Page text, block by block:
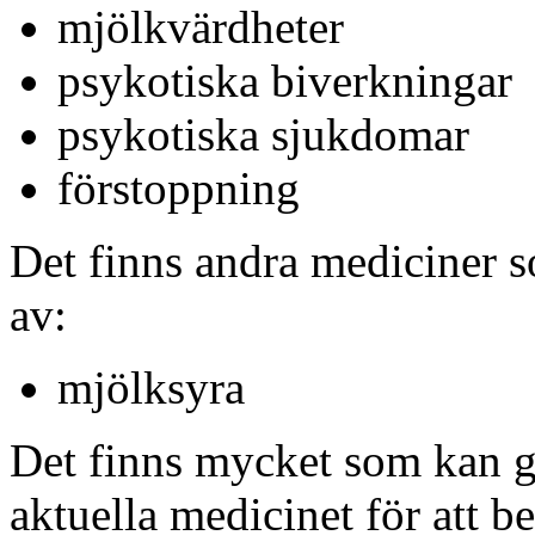
mjölkvärdheter
psykotiska biverkningar
psykotiska sjukdomar
förstoppning
Det finns andra mediciner
av:
mjölksyra
Det finns mycket som kan
aktuella medicinet för att